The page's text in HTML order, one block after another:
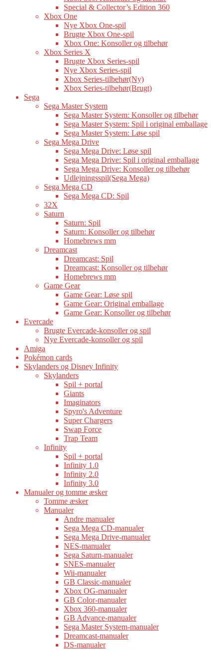
Special & Collector’s Edition 360
Xbox One
Nye Xbox One-spil
Brugte Xbox One-spil
Xbox One: Konsoller og tilbehør
Xbox Series X
Brugte Xbox Series-spil
Nye Xbox Series-spil
Xbox Series-tilbehør(Ny)
Xbox Series-tilbehør(Brugt)
Sega
Sega Master System
Sega Master System: Konsoller og tilbehør
Sega Master System: Spil i original emballage
Sega Master System: Løse spil
Sega Mega Drive
Sega Mega Drive: Løse spil
Sega Mega Drive: Spil i original emballage
Sega Mega Drive: Konsoller og tilbehør
Udlejningsspil(Sega Mega)
Sega Mega CD
Sega Mega CD: Spil
32X
Saturn
Saturn: Spil
Saturn: Konsoller og tilbehør
Homebrews mm
Dreamcast
Dreamcast: Spil
Dreamcast: Konsoller og tilbehør
Homebrews mm
Game Gear
Game Gear: Løse spil
Game Gear: Original emballage
Game Gear: Konsoller og tilbehør
Evercade
Brugte Evercade-konsoller og spil
Nye Evercade-konsoller og spil
Amiga
Pokémon cards
Skylanders og Disney Infinity
Skylanders
Spil + portal
Giants
Imaginators
Spyro's Adventure
Super Chargers
Swap Force
Trap Team
Infinity
Spil + portal
Infinity 1.0
Infinity 2.0
Infinity 3.0
Manualer og tomme æsker
Tomme æsker
Manualer
Andre manualer
Sega Mega CD-manualer
Sega Mega Drive-manualer
NES-manualer
Sega Saturn-manualer
SNES-manualer
Wii-manualer
GB Classic-manualer
Xbox OG-manualer
GB Color-manualer
Xbox 360-manualer
GB Advance-manualer
Sega Master System-manualer
Dreamcast-manualer
DS-manualer